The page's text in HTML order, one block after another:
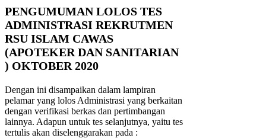
PENGUMUMAN LOLOS TES
ADMINISTRASI REKRUTMEN
RSU ISLAM CAWAS
(APOTEKER DAN SANITARIAN
) OKTOBER 2020
Dengan ini disampaikan dalam lampiran
pelamar yang lolos Administrasi yang berkaitan
dengan verifikasi berkas dan pertimbangan
lainnya. Adapun untuk tes selanjutnya, yaitu tes
tertulis akan diselenggarakan pada :